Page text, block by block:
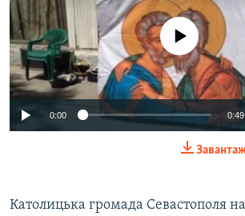
No media source currently
0:00 0:49
​Католицька громада Севастополя